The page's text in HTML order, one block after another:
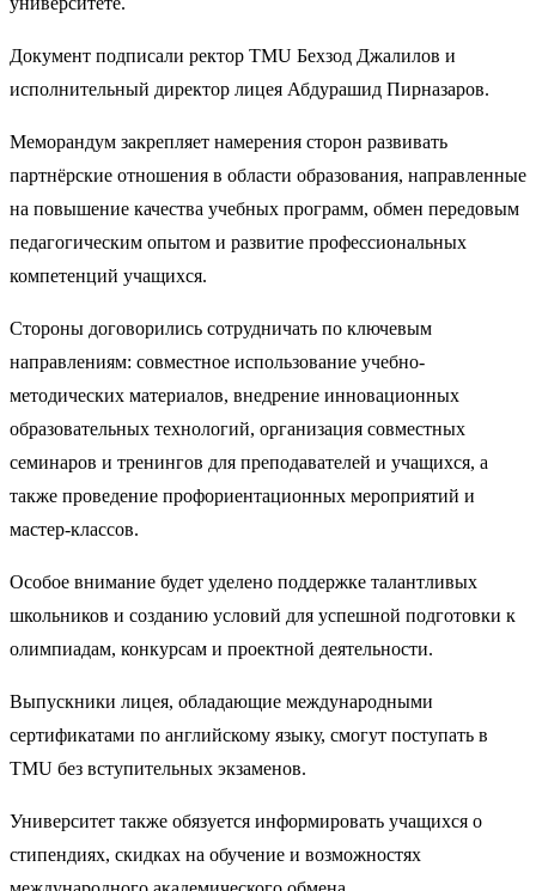
Документ подписали ректор TMU Бехзод Джалилов и
исполнительный директор лицея Абдурашид Пирназаров.
Меморандум закрепляет намерения сторон развивать
партнёрские отношения в области образования, направленные
на повышение качества учебных программ, обмен передовым
педагогическим опытом и развитие профессиональных
компетенций учащихся.
Стороны договорились сотрудничать по ключевым
направлениям: совместное использование учебно-
методических материалов, внедрение инновационных
образовательных технологий, организация совместных
семинаров и тренингов для преподавателей и учащихся, а
также проведение профориентационных мероприятий и
мастер-классов.
Особое внимание будет уделено поддержке талантливых
школьников и созданию условий для успешной подготовки к
олимпиадам, конкурсам и проектной деятельности.
Выпускники лицея, обладающие международными
сертификатами по английскому языку, смогут поступать в
TMU без вступительных экзаменов.
Университет также обязуется информировать учащихся о
стипендиях, скидках на обучение и возможностях